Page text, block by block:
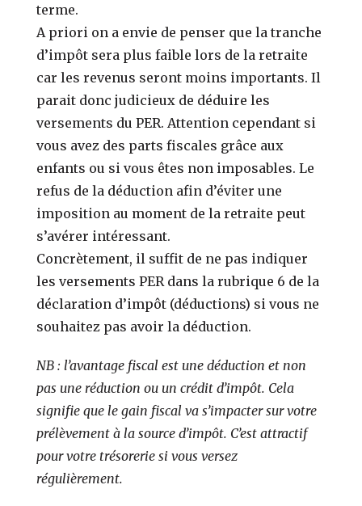
terme.
A priori on a envie de penser que la tranche
d’impôt sera plus faible lors de la retraite
car les revenus seront moins importants. Il
parait donc judicieux de déduire les
versements du PER. Attention cependant si
vous avez des parts fiscales grâce aux
enfants ou si vous êtes non imposables. Le
refus de la déduction afin d’éviter une
imposition au moment de la retraite peut
s’avérer intéressant.
Concrètement, il suffit de ne pas indiquer
les versements PER dans la rubrique 6 de la
déclaration d’impôt (déductions) si vous ne
souhaitez pas avoir la déduction.
NB : l’avantage fiscal est une déduction et non
pas une réduction ou un crédit d’impôt. Cela
signifie que le gain fiscal va s’impacter sur votre
prélèvement à la source d’impôt. C’est attractif
pour votre trésorerie si vous versez
régulièrement.